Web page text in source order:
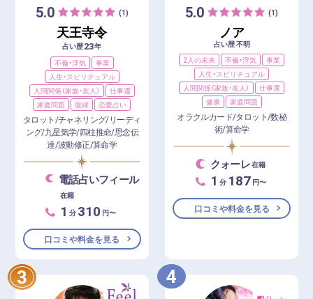
5.0 (1)
天王寺令
占い歴23年
不倫・浮気
事業
人生・スピリチュアル
人間関係（家族・友人）
仕事運
家庭問題
復縁 恋愛占い
タロット/チャネリング/リーディ
ング/九星気学/四柱推命/思念伝
達/波動修正/算命学
電話占いフィール
在籍
1 分 310 円〜
口コミや料金を見る
5.0 (1)
ノア
占い歴 不明
2人の未来
不倫・浮気
事業
人生・スピリチュアル
人間関係（家族・友人）
仕事運
健康
家庭問題
オラクルカード/タロット/数秘
術/算命学
クォーレ在籍
1 分 187 円〜
口コミや料金を見る
3 4